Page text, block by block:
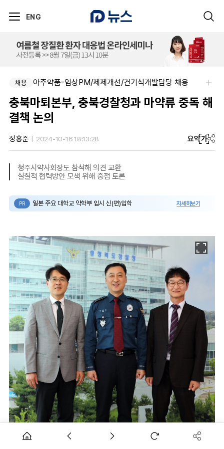
ENG
채용 아주약품-임상PM/제제개선/건기식개발담당 채용
충북마퇴본부, 충북경찰청과 마약류 중독 해
결책 논의
정흥준 2024-10-16 18:13:28 요약가
청주시약사회장도 참석해 의견 교환
실질적 협력방안 모색 위해 중점 토론
PR 일본 주요 대학교 약학부 입시 신(편)입학 자세히보기